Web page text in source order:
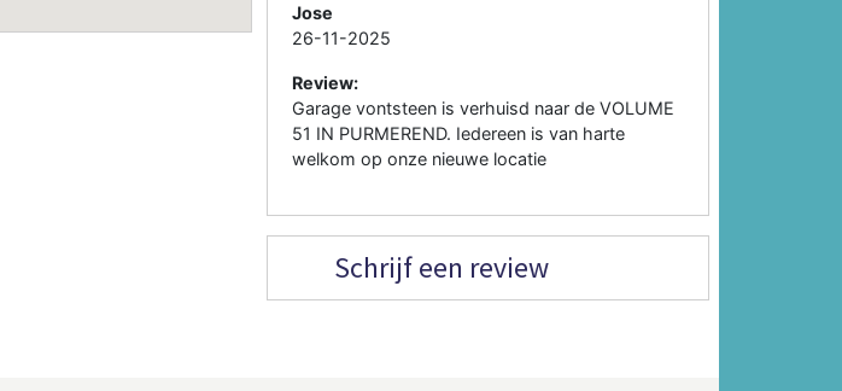
Jose
26-11-2025
Review:
Garage vontsteen is verhuisd naar de VOLUME
51 IN PURMEREND. Iedereen is van harte
welkom op onze nieuwe locatie
Schrijf een review